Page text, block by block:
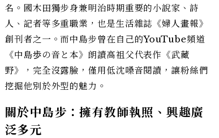
名。國木田獨步身兼明治時期重要的小說家、詩
人、記者等多重職業，也是生活雜誌《婦人畫報》
創刊者之一。而中島步曾在自己的YouTube頻道
《中島歩の音と本》朗讀高祖父代表作《武藏
野》，完全沒露臉，僅用低沈嗓音閱讀，讓粉絲們
挖掘他別於外型的魅力。
關於中島步：擁有教師執照、興趣廣
泛多元